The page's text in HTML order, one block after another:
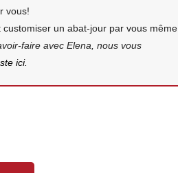
vous!
un abat-jour par vous même.
faire avec Elena, nous vous
ici.